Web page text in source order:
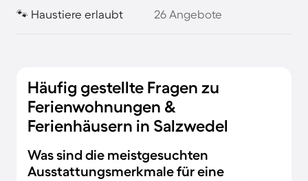
🐾 Haustiere erlaubt 26 Angebote
Häufig gestellte Fragen zu
Ferienwohnungen &
Ferienhäusern in Salzwedel
Was sind die meistgesuchten
Ausstattungsmerkmale für eine